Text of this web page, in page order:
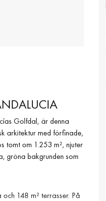
Golfdal, är denna
arkitektur med förfinade,
tomt om 1.253 m², njuter
gröna bakgrunden som
148 m² terrasser. På